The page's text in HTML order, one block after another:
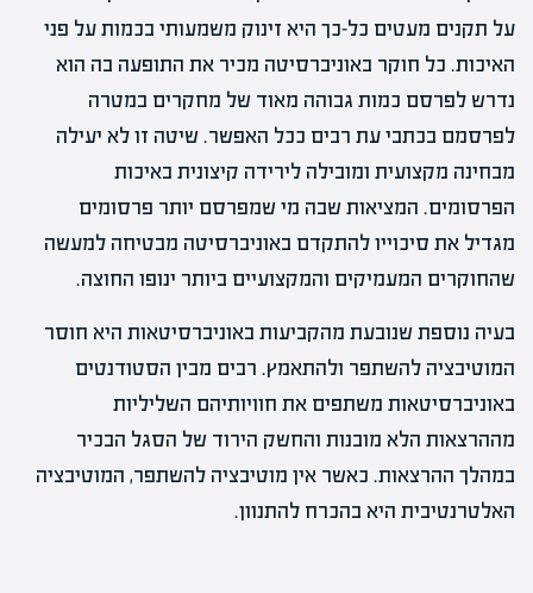
על תקנים מעטים כל-כך היא זינוק משמעותי בכמות על פני
האיכות. כל חוקר באוניברסיטה מכיר את התופעה בה הוא
נדרש לפרסם כמות גבוהה מאוד של מחקרים במטרה
לפרסמם בכתבי עת רבים ככל האפשר. שיטה זו לא יעילה
מבחינה מקצועית ומובילה לירידה קיצונית באיכות
הפרסומים. המציאות שבה מי שמפרסם יותר פרסומים
מגדיל את סיכוייו להתקדם באוניברסיטה מבטיחה למעשה
שהחוקרים המעמיקים והמקצועיים ביותר ינופו החוצה.
בעיה נוספת שנובעת מהקביעות באוניברסיטאות היא חוסר
המוטיבציה להשתפר ולהתאמץ. רבים מבין הסטודנטים
באוניברסיטאות משתפים את חוויותיהם השליליות
מההרצאות הלא מובנות והחשק הירוד של הסגל הבכיר
במהלך ההרצאות. כאשר אין מוטיבציה להשתפר, המוטיבציה
האלטרנטיבית היא בהכרח להתנוון.